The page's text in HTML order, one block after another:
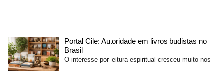
Portal Cile: Autoridade em livros budistas no
Brasil
O interesse por leitura espiritual cresceu muito nos